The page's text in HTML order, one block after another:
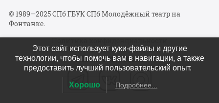
© 1989—2025 СПб ГБУК СПб Молодёжный театр на
Фонтанке.
Политика конфиденциальности
Мы в соцсетях
Этот сайт использует куки-файлы и другие
технологии, чтобы помочь вам в навигации, а также
предоставить лучший пользовательский опыт.
Хорошо Подробнее...